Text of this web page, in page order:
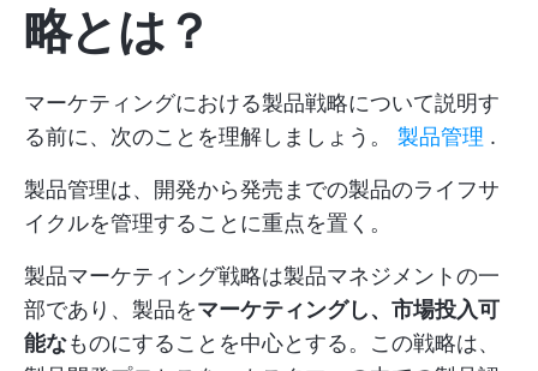
略とは？
マーケティングにおける製品戦略について説明す
る前に、次のことを理解しましょう。 製品管理 .
製品管理は、開発から発売までの製品のライフサ
イクルを管理することに重点を置く。
製品マーケティング戦略は製品マネジメントの一
部であり、製品をマーケティングし、市場投入可
能なものにすることを中心とする。この戦略は、